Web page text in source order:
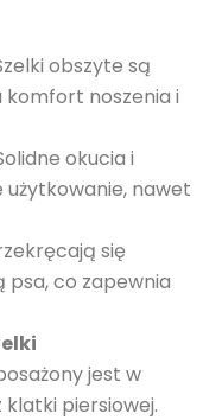
obszyte są
komfort noszenia i
okucia i
użytkowanie, nawet
się
psa, co zapewnia
jest w
piersiowej.